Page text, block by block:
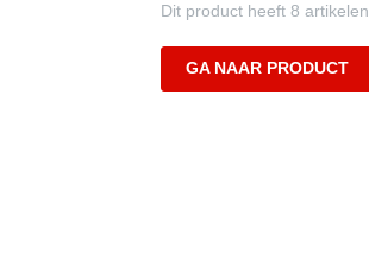
Dit product heeft 8 artikelen.
GA NAAR PRODUCT